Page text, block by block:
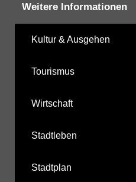
Weitere Informationen
Kultur & Ausgehen
Tourismus
Wirtschaft
Stadtleben
Stadtplan